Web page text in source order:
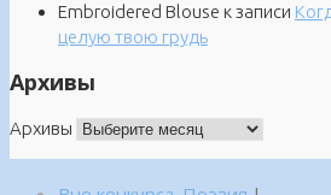
Embroidered Blouse к записи
целую твою грудь
Архивы
Архивы